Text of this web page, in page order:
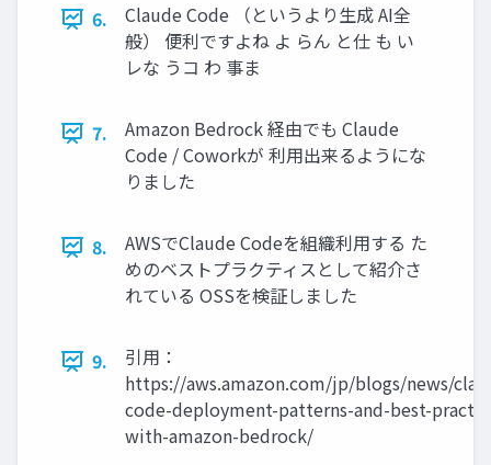
6.
Claude Code （というより生成 AI全
般） 便利ですよね よ らん と仕 も い
レな うコ わ 事ま
7.
Amazon Bedrock 経由でも Claude
Code / Coworkが 利用出来るようにな
りました
8.
AWSでClaude Codeを組織利用する た
めのベストプラクティスとして紹介さ
れている OSSを検証しました
9.
引用：
https://aws.amazon.com/jp/blogs/news/
code-deployment-patterns-and-best-
with-amazon-bedrock/